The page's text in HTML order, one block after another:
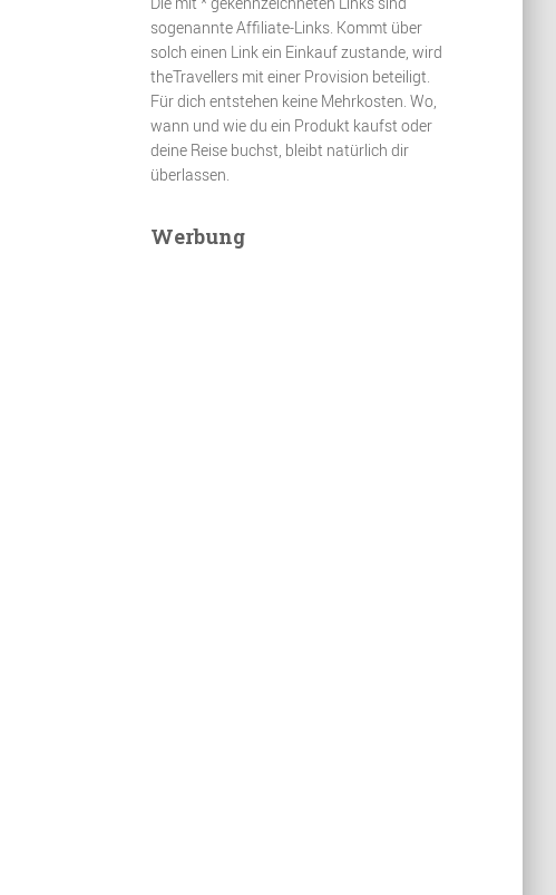
sogenannte Affiliate-Links. Kommt über
solch einen Link ein Einkauf zustande, wird
theTravellers mit einer Provision beteiligt.
Für dich entstehen keine Mehrkosten. Wo,
wann und wie du ein Produkt kaufst oder
deine Reise buchst, bleibt natürlich dir
überlassen.
Werbung